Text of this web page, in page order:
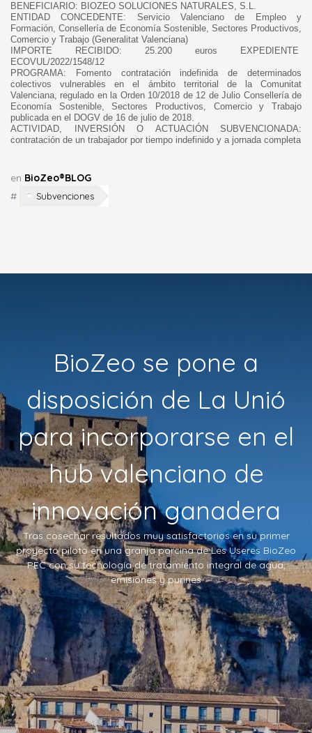
BENEFICIARIO: BIOZEO SOLUCIONES NATURALES, S.L.
ENTIDAD CONCEDENTE: Servicio Valenciano de Empleo y
Formación, Consellería de Economía Sostenible, Sectores Productivos,
Comercio y Trabajo (Generalitat Valenciana)
IMPORTE RECIBIDO: 25.200 euros EXPEDIENTE
ECOVUL/2022/1548/12
PROGRAMA: Fomento contratación indefinida de determinados
colectivos vulnerables en el ámbito territorial de la Comunitat
Valenciana, regulado en la Orden 10/2018 de 12 de Julio Consellería de
Economía Sostenible, Sectores Productivos, Comercio y Trabajo
publicada en el DOGV de 16 de julio de 2018.
ACTIVIDAD, INVERSIÓN O ACTUACIÓN SUBVENCIONADA:
contratación de un trabajador por tiempo indefinido y a jornada completa
en BioZeo®BLOG
#
Subvenciones
BioZeo se pone a
disposición de La Unió
para incorporarse en el
hub valenciano de
innovación ganadera
Tras cosechar resultados muy satisfactorios en su primer
proyecto piloto en una granja porcina de Les Useres BioZeo
PEC con su tecnología de tratamiento integral de agua,
emisiones y purines